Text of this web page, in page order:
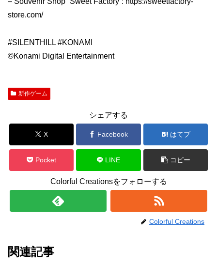
store.com/
#SILENTHILL #KONAMI
©Konami Digital Entertainment
新作ゲーム
シェアする
X Facebook はてブ
Pocket LINE コピー
Colorful Creationsをフォローする
Colorful Creations
関連記事